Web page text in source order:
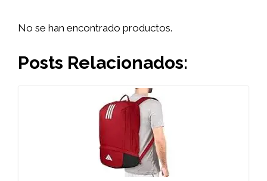
No se han encontrado productos.
Posts Relacionados: